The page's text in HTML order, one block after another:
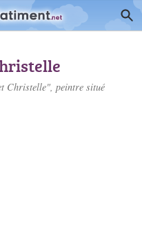
Christelle", peintre situé